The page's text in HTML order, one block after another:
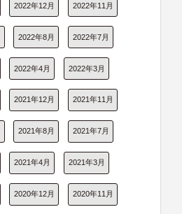
2022年12月 2022年11月
2022年8月 2022年7月
2022年4月 2022年3月
2021年12月 2021年11月
2021年8月 2021年7月
2021年4月 2021年3月
2020年12月 2020年11月